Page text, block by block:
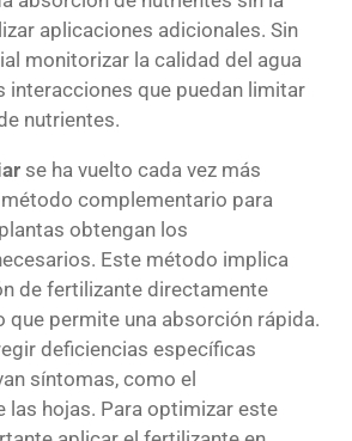
aplicaciones adicionales. Sin
monitorizar la calidad del agua
interacciones que puedan limitar
nutrientes.
se ha vuelto cada vez más
complementario para
obtengan los
Este método implica
de fertilizante directamente
que permite una absorción rápida.
deficiencias específicas
síntomas, como el
las hojas. Para optimizar este